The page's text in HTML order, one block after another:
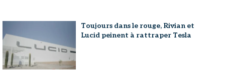
Toujours dans le rouge, Rivian et
Lucid peinent à rattraper Tesla